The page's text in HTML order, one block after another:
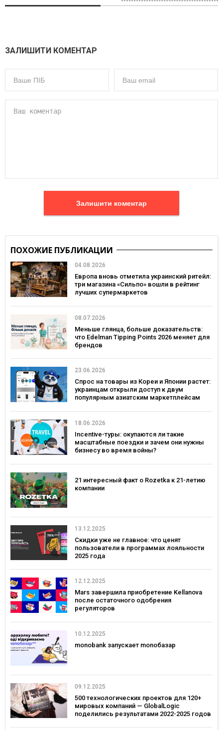
ЗАЛИШИТИ КОМЕНТАР
Залишити коментар
ПОХОЖИЕ ПУБЛИКАЦИИ
04.08.2026
Европа вновь отметила украинский ритейл:
три магазина «Сильпо» вошли в рейтинг
лучших супермаркетов
08.07.2026
Меньше глянца, больше доказательств:
что Edelman Tipping Points 2026 меняет для
брендов
23.06.2026
Спрос на товары из Кореи и Японии растет:
украинцам открыли доступ к двум
популярным азиатским маркетплейсам
18.06.2026
Incentive-туры: окупаются ли такие
масштабные поездки и зачем они нужны
бизнесу во время войны?
21 интересный факт о Rozetka к 21-летию
компании
13.12.2025
Скидки уже не главное: что ценят
пользователи в программах лояльности
2025 года
12.12.2025
Mars завершила приобретение Kellanova
после остаточного одобрения
регуляторов
10.12.2025
monobank запускает monoбазар
09.12.2025
500 технологических проектов для 120+
мировых компаний — GlobalLogic
поделились результатами 2022-2025 годов